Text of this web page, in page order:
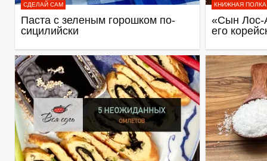
СДЕЛАЙ САМ
Паста с зеленым горошком по-
сицилийски
КНИЖНАЯ ПОЛКА
«Сын Лос-
его